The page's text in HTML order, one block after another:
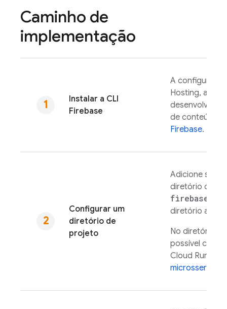
Caminho de
implementação
Instalar a CLI
Firebase
A
Hosting, a
de conteúdo
Firebase.
Configurar um
diretório de
projeto
Adicione seus
diretório de
firebase
diretório a um
No diretório
possível
Cloud Run
microsserviços